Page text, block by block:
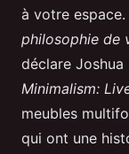
à votre espace.
philosophie de
déclare
Minimalism:
meubles
qui ont une